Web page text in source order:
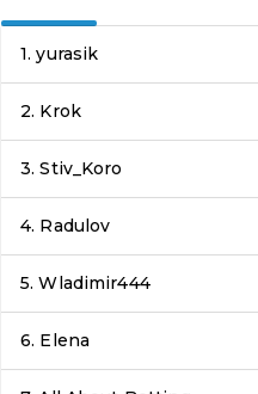
1.yurasik
2. Krok
3.Stiv_Koro
4. Radulov
5.Wladimir444
6. Elena